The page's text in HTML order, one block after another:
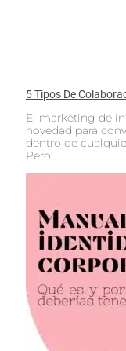
5 Tipos De
El marketing de
novedad para
dentro de
Pero